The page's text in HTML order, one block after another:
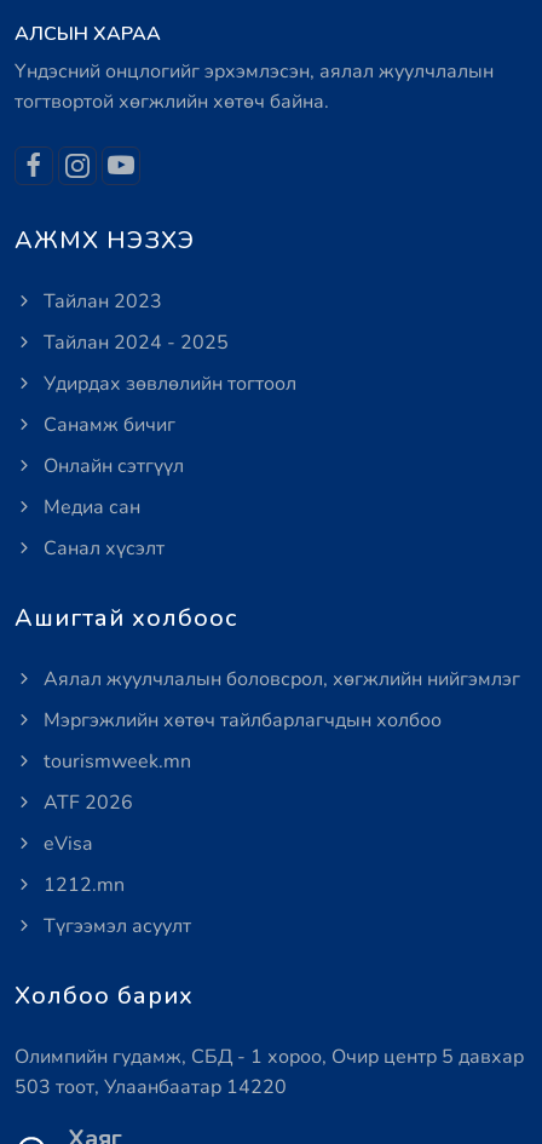
АЛСЫН ХАРАА
Үндэсний онцлогийг эрхэмлэсэн, аялал жуулчлалын
тогтвортой хөгжлийн хөтөч байна.
АЖМХ НЭЗХЭ
Тайлан 2023
Тайлан 2024 - 2025
Удирдах зөвлөлийн тогтоол
Санамж бичиг
Онлайн сэтгүүл
Медиа сан
Санал хүсэлт
Ашигтай холбоос
Аялал жуулчлалын боловсрол, хөгжлийн нийгэмлэг
Мэргэжлийн хөтөч тайлбарлагчдын холбоо
tourismweek.mn
ATF 2026
eVisa
1212.mn
Түгээмэл асуулт
Холбоо барих
Олимпийн гудамж, СБД - 1 хороо, Очир центр 5 давхар
503 тоот, Улаанбаатар 14220